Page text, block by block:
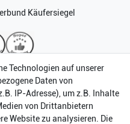
Technologien auf unserer
Daten von
IP-Adresse), um z.B. Inhalte
von Drittanbietern
Website zu analysieren. Die